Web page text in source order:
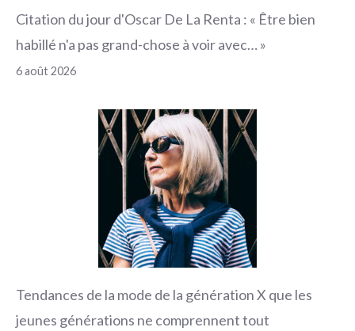
Citation du jour d'Oscar De La Renta : « Être bien
habillé n'a pas grand-chose à voir avec… »
6 août 2026
Tendances de la mode de la génération X que les
jeunes générations ne comprennent tout